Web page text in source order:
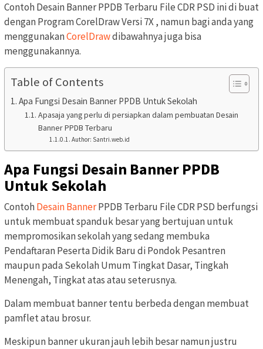
Contoh Desain Banner PPDB Terbaru File CDR PSD ini di buat
dengan Program CorelDraw Versi 7X , namun bagi anda yang
menggunakanCorelDrawdibawahnya juga bisa
menggunakannya.
Table of Contents
Apa Fungsi Desain Banner PPDB Untuk Sekolah
Apasaja yang perlu di persiapkan dalam pembuatan Desain
Banner PPDB Terbaru
Author: Santri.web.id
Apa Fungsi Desain Banner PPDB
Untuk Sekolah
ContohDesain BannerPPDB Terbaru File CDR PSD berfungsi
untuk membuat spanduk besar yang bertujuan untuk
mempromosikan sekolah yang sedang membuka
Pendaftaran Peserta Didik Baru di Pondok Pesantren
maupun pada Sekolah Umum Tingkat Dasar, Tingkah
Menengah, Tingkat atas atau seterusnya.
Dalam membuat banner tentu berbeda dengan membuat
pamflet atau brosur.
Meskipun banner ukuran jauh lebih besar namun justru